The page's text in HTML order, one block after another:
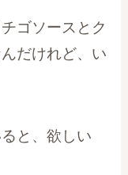
ゴソースとク
だけれど、い
と、欲しい